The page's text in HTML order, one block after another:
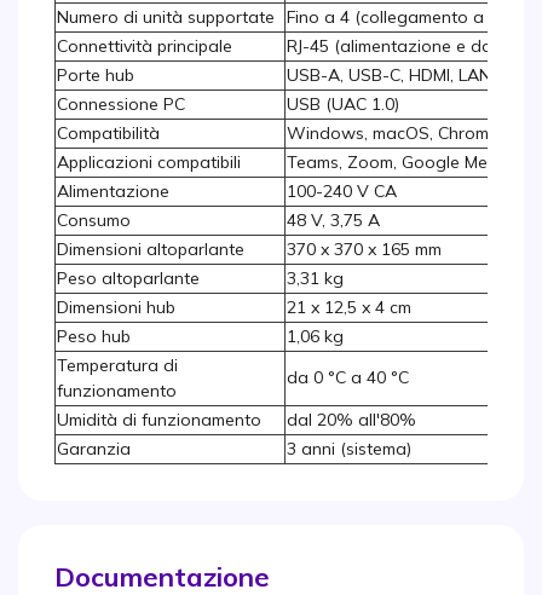
Numero di unità supportate
Fino a 4 (collegamento a
Connettività principale
RJ-45 (alimentazione e dati)
Porte hub
USB-A, USB-C, HDMI, LAN,
Connessione PC
USB (UAC 1.0)
Compatibilità
Windows, macOS, ChromeOS
Applicazioni compatibili
Teams, Zoom, Google Meet
Alimentazione
100-240 V CA
Consumo
48 V, 3,75 A
Dimensioni altoparlante
370 x 370 x 165 mm
Peso altoparlante
3,31 kg
Dimensioni hub
21 x 12,5 x 4 cm
Peso hub
1,06 kg
Temperatura di
funzionamento
da 0 °C a 40 °C
Umidità di funzionamento
dal 20% all'80%
Garanzia
3 anni (sistema)
Documentazione